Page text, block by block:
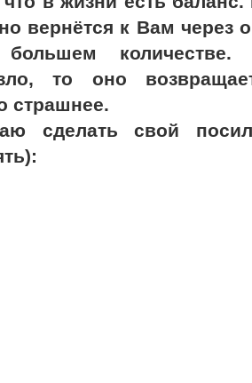
вернётся к Вам через
большем
то оно
страшнее.
сделать свой